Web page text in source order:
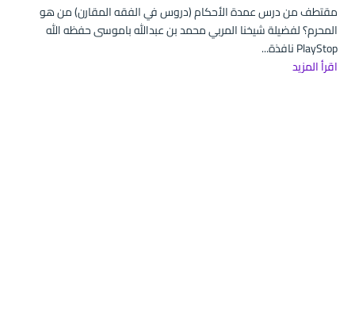
مقتطف من درس عمدة الأحكام (دروس في الفقه المقارن) من هو
المحرم؟ لفضيلة شيخنا المربي محمد بن عبدالله باموسى حفظه الله
PlayStop نافذة...
اقرأ المزيد